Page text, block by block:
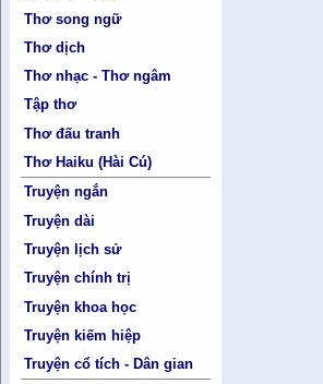
Thơ song ngữ
Thơ dịch
Thơ nhạc - Thơ ngâm
Tập thơ
Thơ đấu tranh
Thơ Haiku (Hài Cú)
Truyện ngắn
Truyện dài
Truyện lịch sử
Truyện chính trị
Truyện khoa học
Truyện kiếm hiệp
Truyện cổ tích - Dân gian